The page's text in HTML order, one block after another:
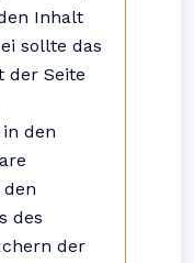
Inhalt
sollte das
der Seite
den
des
der